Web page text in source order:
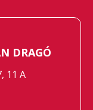
DRAGÓ
11 A